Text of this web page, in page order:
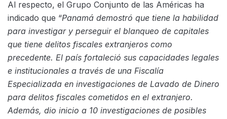
Al respecto, el Grupo Conjunto de las Américas ha
indicado que “Panamá demostró que tiene la habilidad
para investigar y perseguir el blanqueo de capitales
que tiene delitos fiscales extranjeros como
precedente. El país fortaleció sus capacidades legales
e institucionales a través de una Fiscalía
Especializada en investigaciones de Lavado de Dinero
para delitos fiscales cometidos en el extranjero.
Además, dio inicio a 10 investigaciones de posibles